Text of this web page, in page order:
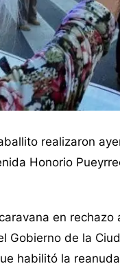
realizaron
Honorio
en
Gobierno de la
habilitó la